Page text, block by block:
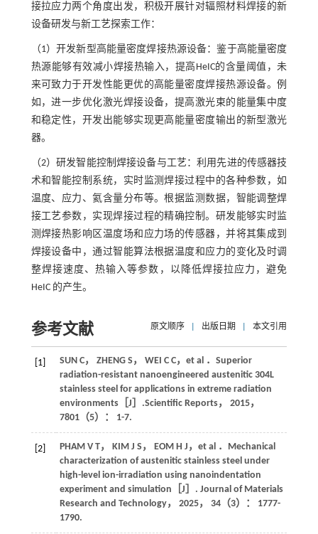
接拉应力两个角度出发，积极开展针对辐照材料焊接的新
设备研发与新工艺探索工作：
（1）开发新型高能量密度焊接热源设备：鉴于高能量密度
热源能够有效减小焊接热输入，提高HeIC的含量阈值，未
来可致力于开发性能更优的高能量密度焊接热源设备。例
如，进一步优化激光焊接设备，提高激光束的能量集中度
和稳定性，开发出能够实现更高能量密度输出的新型激光
器。
（2）研发智能控制焊接设备与工艺：利用先进的传感器技
术和智能控制系统，实时监测焊接过程中的各种参数，如
温度、应力、氦含量分布等。根据监测数据，智能调整焊
接工艺参数，实现焊接过程的精确控制。研发能够实时监
测焊接热影响区温度场和应力场的传感器，并将其集成到
焊接设备中，通过智能算法根据温度和应力的变化及时调
整焊接速度、热输入等参数，以降低焊接拉应力，避免
HeIC 的产生。
参考文献 原文顺序 出版日期 本文引用
[1] SUN C， ZHENG S ， WEI C C， et al ．Superior
radiation-resistant nanoengineered austenitic 304L
stainless steel for applications in extreme radiation
environments［J］.Scientific Reports， 2015，
7801（5）： 1-7.
[2] PHAM V T， KIM J S ， EOM H J ， et al ．Mechanical
characterization of austenitic stainless steel under
high-level ion-irradiation using nanoindentation
experiment and simulation［J］. Journal of Materials
Research and Technology， 2025， 34（3）： 1777-
1790.